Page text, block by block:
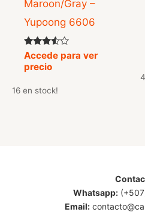
Maroon/Gray –
Yupoong 6606
Valorado
con
3.33
Accede para ver
precio
16 en stock!
Whatsapp:
Email: